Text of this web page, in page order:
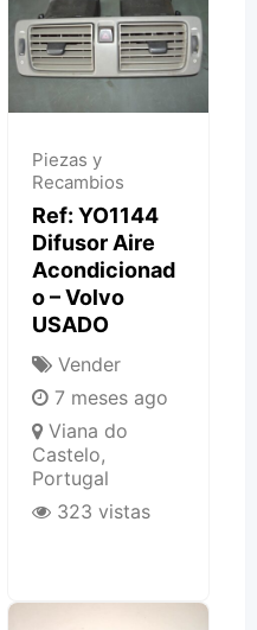
Piezas y
Recambios
Ref: YO1144
Difusor Aire
Acondicionad
O – Volvo
USADO
Vender
7 meses ago
Viana do
Castelo,
Portugal
323 vistas